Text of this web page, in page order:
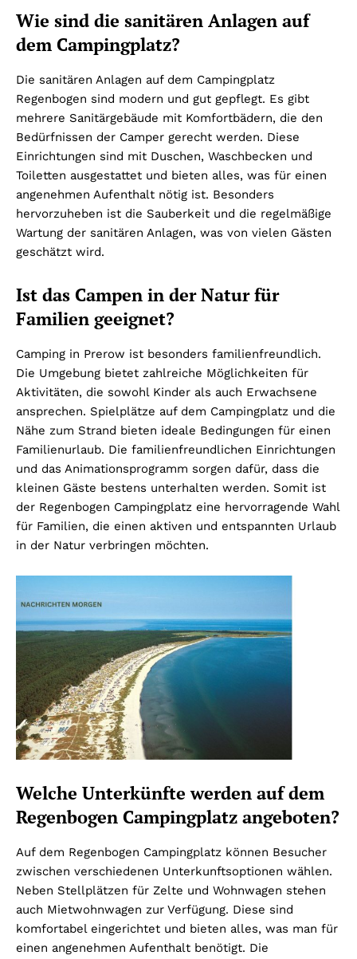
Wie sind die sanitären Anlagen auf
dem Campingplatz?
Die sanitären Anlagen auf dem Campingplatz
Regenbogen sind modern und gut gepflegt. Es gibt
mehrere Sanitärgebäude mit Komfortbädern, die den
Bedürfnissen der Camper gerecht werden. Diese
Einrichtungen sind mit Duschen, Waschbecken und
Toiletten ausgestattet und bieten alles, was für einen
angenehmen Aufenthalt nötig ist. Besonders
hervorzuheben ist die Sauberkeit und die regelmäßige
Wartung der sanitären Anlagen, was von vielen Gästen
geschätzt wird.
Ist das Campen in der Natur für
Familien geeignet?
Camping in Prerow ist besonders familienfreundlich.
Die Umgebung bietet zahlreiche Möglichkeiten für
Aktivitäten, die sowohl Kinder als auch Erwachsene
ansprechen. Spielplätze auf dem Campingplatz und die
Nähe zum Strand bieten ideale Bedingungen für einen
Familienurlaub. Die familienfreundlichen Einrichtungen
und das Animationsprogramm sorgen dafür, dass die
kleinen Gäste bestens unterhalten werden. Somit ist
der Regenbogen Campingplatz eine hervorragende Wahl
für Familien, die einen aktiven und entspannten Urlaub
in der Natur verbringen möchten.
Welche Unterkünfte werden auf dem
Regenbogen Campingplatz angeboten?
Auf dem Regenbogen Campingplatz können Besucher
zwischen verschiedenen Unterkunftsoptionen wählen.
Neben Stellplätzen für Zelte und Wohnwagen stehen
auch Mietwohnwagen zur Verfügung. Diese sind
komfortabel eingerichtet und bieten alles, was man für
einen angenehmen Aufenthalt benötigt. Die